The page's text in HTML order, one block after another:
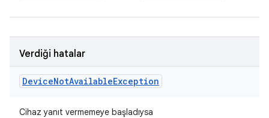
Verdiği hatalar
DeviceNotAvailableException
Cihaz yanıt vermemeye başladıysa